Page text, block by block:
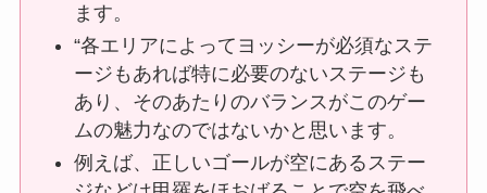
ます。
“各エリアによってヨッシーが必須なステ
ージもあれば特に必要のないステージも
あり、そのあたりのバランスがこのゲー
ムの魅力なのではないかと思います。
例えば、正しいゴールが空にあるステー